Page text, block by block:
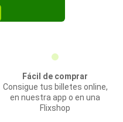
Fácil de comprar
Consigue tus billetes online,
en nuestra app o en una
Flixshop